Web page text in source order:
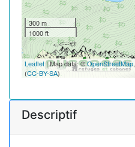
300 m
1000 ft
Leaflet| Map data: ©OpenStreetMap,
(CC-BY-SA)
Descriptif